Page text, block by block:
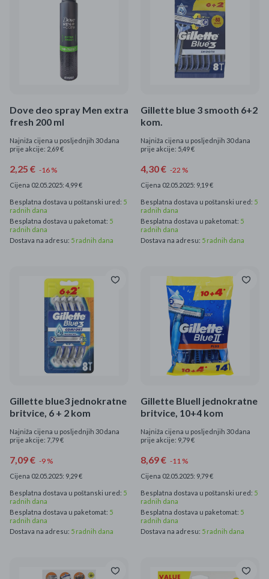
Mame i bebe
Kišobrani akcija
Ograničena cijena
Najpopularniji proizvodi
Dove deo spray Men extra
fresh 200 ml
Najniža cijena u posljednjih 30 dana
prije akcije: 2,69 €
2,25 € -16 %
Cijena 02.05.2025: 4,99 €
Besplatna dostava u poštanski ured: 5
radnih dana
Besplatna dostava u paketomat: 5
radnih dana
Dostava na adresu: 5 radnih dana
Gillette blue 3 smooth 6+2
kom.
Najniža cijena u posljednjih 30 dana
prije akcije: 5,49 €
4,30 € -22 %
Cijena 02.05.2025: 9,19 €
Besplatna dostava u poštanski ured: 5
radnih dana
Besplatna dostava u paketomat: 5
radnih dana
Dostava na adresu: 5 radnih dana
Gillette blue3 jednokratne
britvice, 6 + 2 kom
Najniža cijena u posljednjih 30 dana
prije akcije: 7,79 €
7,09 € -9 %
Cijena 02.05.2025: 9,29 €
Besplatna dostava u poštanski ured: 5
radnih dana
Besplatna dostava u paketomat: 5
radnih dana
Dostava na adresu: 5 radnih dana
Gillette BlueII jednokratne
britvice, 10+4 kom
Najniža cijena u posljednjih 30 dana
prije akcije: 9,79 €
8,69 € -11 %
Cijena 02.05.2025: 9,79 €
Besplatna dostava u poštanski ured: 5
radnih dana
Besplatna dostava u paketomat: 5
radnih dana
Dostava na adresu: 5 radnih dana